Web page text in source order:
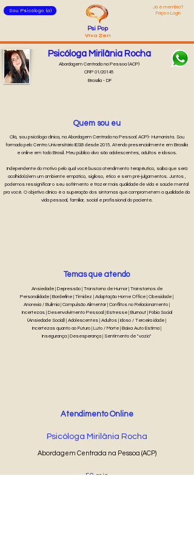
Sou Psicólogo (a)
Já é membro?
Faça o Login
Psi Pop
Viva Zen
Psicóloga Mirilânia Rocha
CRP 01/20145
Brasília - DF
Abordagem Centrada na Pessoa (ACP)
Quem sou eu
Olá, sou psicóloga clínica, na Abordagem Centrada na Pessoa( ACP)- Humanista. Sou
formada pelo Centro Universitário IESB desde 2015. Atendo presencialmente em Brasília
e online em todo Brasil. Meu público alvo são adolescentes, adultos e idosos.
Independente do motivo pelo qual você busca atendimento terapêutico, saiba que será
acolhido(a)em um ambiente empático, sigiloso, ético e sem pré-julgamentos. Juntos ,
podemos ressignificar o seu sofrimento e trazer mais qualidade de vida e saúde mental
pra você. O objetivo clínico é a superação dos sintomas que comprometem a qualidade da
vida pessoal, familiar, social e profissional do paciente.
Ansiedade | Depressão | Transtorno de Humor | Transtornos de
Personalidade | Borderline | Timidez | Adaptação Home Office | Obesidade |
Anorexia / Bulimia | Compulsão Alimentar | Conflitos no Relacionamento |
Incertezas | Desenvolvimento Pessoal | Estresse | Burnout | Fobia Social
(Ansiedade Social) | Adolescentes | Adultos | Idoso / Terceira idade |
Incertezas quanto ao Futuro | Luto / Morte | Baixa Auto Estima |
Insegurança | Desesperança | Sentimento de "vazio"
Temas que atendo
Atendimento Online
Psicóloga Mirilânia Rocha
Abordagem Centrada na Pessoa (ACP)
50 min